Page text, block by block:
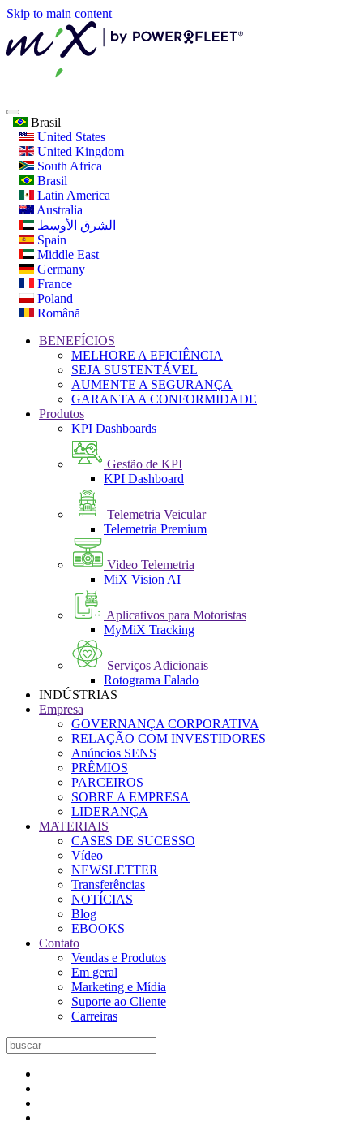
Skip to main content
Brasil
United States
United Kingdom
South Africa
Brasil
Latin America
Australia
الشرق الأوسط
Spain
Middle East
Germany
France
Poland
Română
BENEFÍCIOS
MELHORE A EFICIÊNCIA
SEJA SUSTENTÁVEL
AUMENTE A SEGURANÇA
GARANTA A CONFORMIDADE
Produtos
KPI Dashboards
Gestão de KPI
KPI Dashboard
Telemetria Veicular
Telemetria Premium
Video Telemetria
MiX Vision AI
Aplicativos para Motoristas
MyMiX Tracking
Serviços Adicionais
Rotograma Falado
INDÚSTRIAS
Empresa
GOVERNANÇA CORPORATIVA
RELAÇÃO COM INVESTIDORES
Anúncios SENS
PRÊMIOS
PARCEIROS
SOBRE A EMPRESA
LIDERANÇA
MATERIAIS
CASES DE SUCESSO
Vídeo
NEWSLETTER
Transferências
NOTÍCIAS
Blog
EBOOKS
Contato
Vendas e Produtos
Em geral
Marketing e Mídia
Suporte ao Cliente
Carreiras